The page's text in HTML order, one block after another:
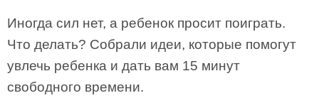
Иногда сил нет, а ребенок просит поиграть.
Что делать? Собрали идеи, которые помогут
увлечь ребенка и дать вам 15 минут
свободного времени.